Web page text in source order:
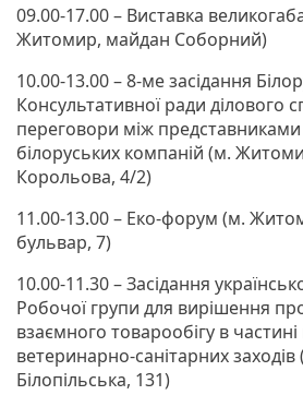
09.00-17.00 – Виставка
Житомир, майдан Соборний)
10.00-13.00 – 8-ме засідання
Консультативної ради ділового
переговори між представниками
білоруських компаній (м.
Корольова, 4/2)
11.00-13.00 – Еко-форум (м.
бульвар, 7)
10.00-11.30 – Засідання
Робочої групи для вирішення
взаємного товарообігу в
ветеринарно-санітарних
Білопільська, 131)